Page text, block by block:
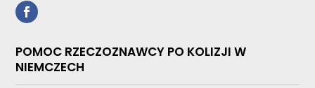
POMOC RZECZOZNAWCY PO KOLIZJI W
NIEMCZECH